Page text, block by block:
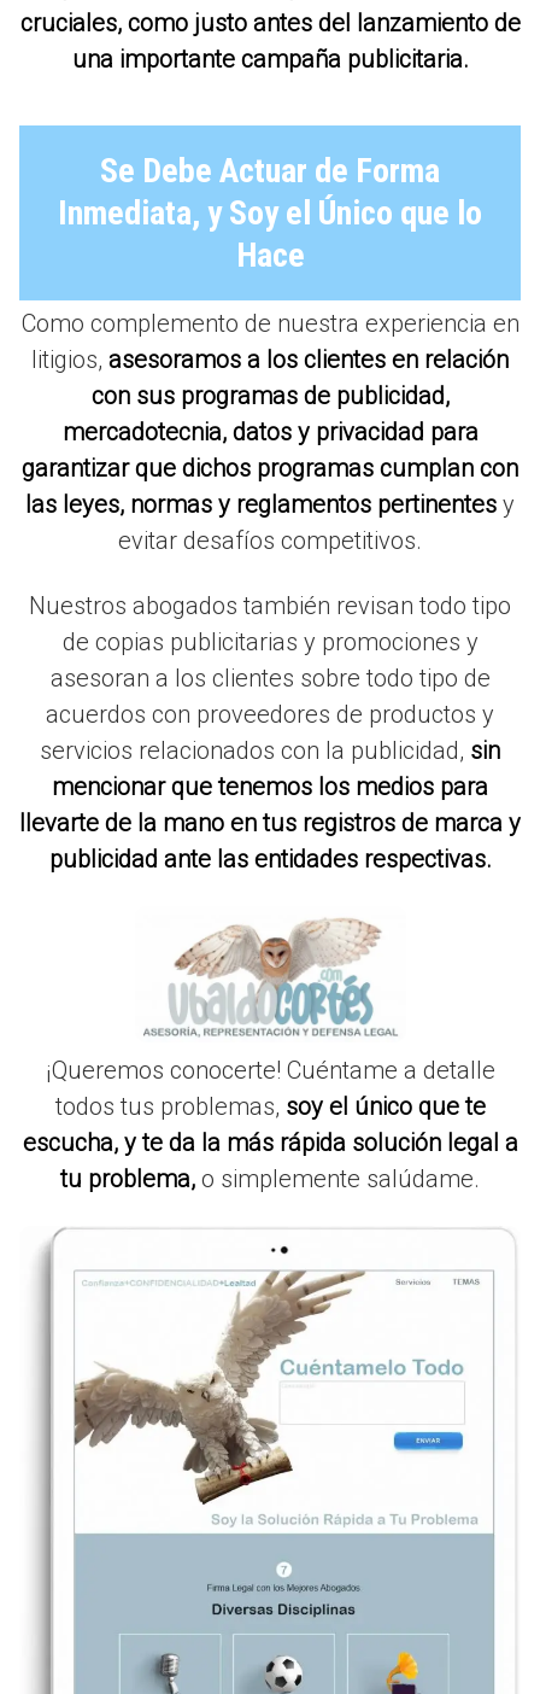
cruciales, como justo antes del lanzamiento de
una importante campaña publicitaria.
Se Debe Actuar de Forma
Inmediata, y Soy el Único que lo
Hace
Como complemento de nuestra experiencia en
litigios, asesoramos a los clientes en relación
con sus programas de publicidad,
mercadotecnia, datos y privacidad para
garantizar que dichos programas cumplan con
las leyes, normas y reglamentos pertinentes y
evitar desafíos competitivos.
Nuestros abogados también revisan todo tipo
de copias publicitarias y promociones y
asesoran a los clientes sobre todo tipo de
acuerdos con proveedores de productos y
servicios relacionados con la publicidad, sin
mencionar que tenemos los medios para
llevarte de la mano en tus registros de marca y
publicidad ante las entidades respectivas.
¡Queremos conocerte! Cuéntame a detalle
todos tus problemas, soy el único que te
escucha, y te da la más rápida solución legal a
tu problema, o simplemente salúdame.